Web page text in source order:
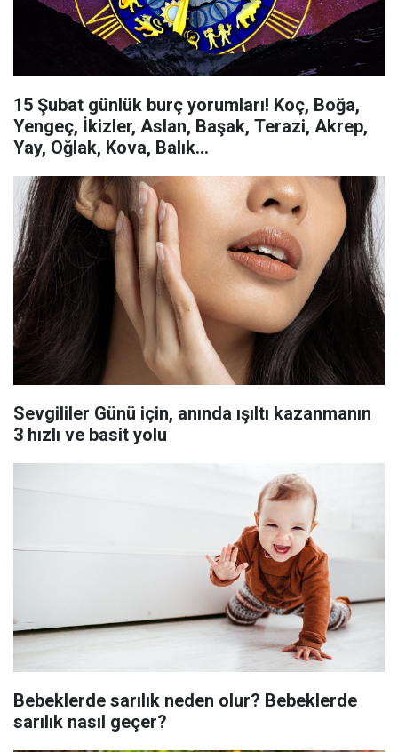
15 Şubat günlük burç yorumları! Koç, Boğa,
Yengeç, İkizler, Aslan, Başak, Terazi, Akrep,
Yay, Oğlak, Kova, Balık...
Sevgililer Günü için, anında ışıltı kazanmanın
3 hızlı ve basit yolu
Bebeklerde sarılık neden olur? Bebeklerde
sarılık nasıl geçer?